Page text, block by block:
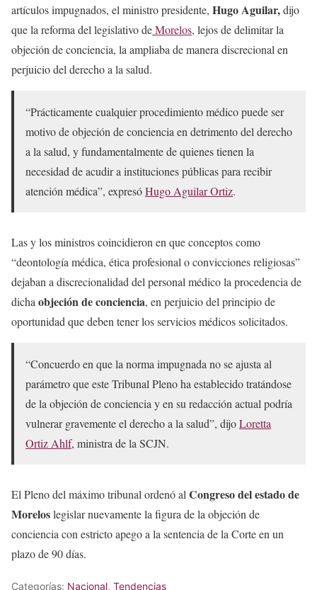
artículos impugnados, el ministro presidente, Hugo Aguilar,dijo
que la reforma del legislativo deMorelos, lejos de delimitar la
objeción de conciencia, la ampliaba de manera discrecional en
perjuicio del derecho a la salud.
“Prácticamente cualquier procedimiento médico puede ser
motivo de objeción de conciencia en detrimento del derecho
a la salud, y fundamentalmente de quienes tienen la
necesidad de acudir a instituciones públicas para recibir
atención médica”, expresóHugo Aguilar Ortiz.
Las y los ministros coincidieron en que conceptos como
“deontología médica, ética profesional o convicciones religiosas”
dejaban a discrecionalidad del personal médico la procedencia de
dichaobjeción de conciencia, en perjuicio del principio de
oportunidad que deben tener los servicios médicos solicitados.
“Concuerdo en que la norma impugnada no se ajusta al
parámetro que este Tribunal Pleno ha establecido tratándose
de la objeción de conciencia y en su redacción actual podría
vulnerar gravemente el derecho a la salud”, dijoLoretta
Ortiz Ahlf, ministra de la SCJN.
El Pleno del máximo tribunal ordenó alCongreso del estado de
Moreloslegislar nuevamente la figura de la objeción de
conciencia con estricto apego a la sentencia de la Corte en un
plazo de 90 días.
Categorías: Nacional, Tendencias